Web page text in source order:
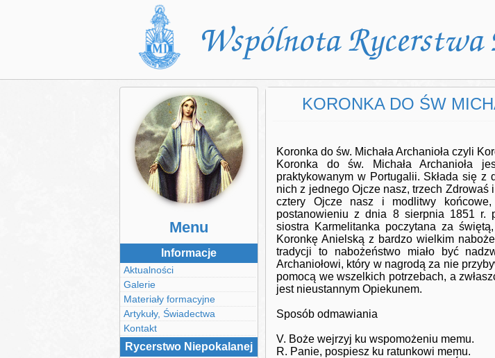
Menu
Informacje
Aktualności
Galerie
Materiały formacyjne
Artykuły, Świadectwa
Kontakt
Rycerstwo Niepokalanej
KORONKA DO ŚW
Koronka do św. Michała Archanioła czyli
Koronka do św. Michała Archanioła
praktykowanym w Portugalii. Składa się
nich z jednego Ojcze nasz, trzech
cztery Ojcze nasz i modlitwy
postanowieniu z dnia 8 sierpnia 1851 r.
siostra Karmelitanka poczytana za
Koronkę Anielską z bardzo wielkim
tradycji to nabożeństwo miało być
Archaniołowi, który w nagrodą za nie
pomocą we wszelkich potrzebach, a
jest nieustannym Opiekunem.
Sposób odmawiania
V. Boże wejrzyj ku wspomożeniu memu.
R. Panie, pospiesz ku ratunkowi memu.